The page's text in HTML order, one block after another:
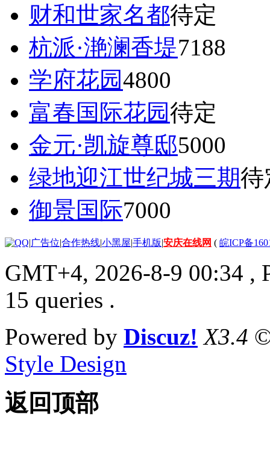
财和世家名都待定
杭派·滟澜香堤7188
学府花园4800
富春国际花园待定
金元·凯旋尊邸5000
绿地迎江世纪城三期待
御景国际7000
|广告位|合作热线|小黑屋|手机版|安庆在线网 ( 皖ICP备
GMT+4, 2026-8-9 00:34 ,
15 queries .
Powered by Discuz! X3.4
Style Design
返回顶部